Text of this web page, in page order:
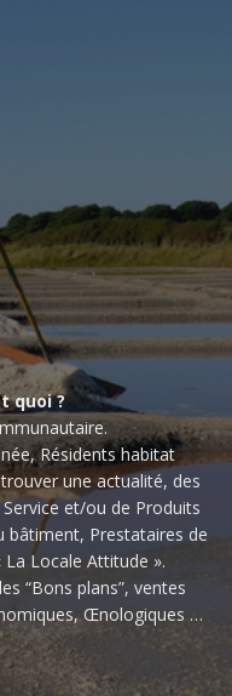
quoi ?
Résidents habitat
une actualité, des
et/ou de Produits
bâtiment, Prestataires de
Locale Attitude ».
“Bons plans”, ventes
Œnologiques …